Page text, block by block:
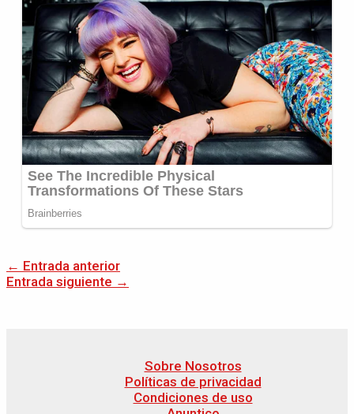
← Entrada anterior
Entrada siguiente →
Sobre Nosotros
Políticas de privacidad
Condiciones de uso